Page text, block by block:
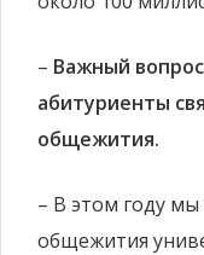
– Важный
абитуриенты
общежития.
– В этом году мы
общежития